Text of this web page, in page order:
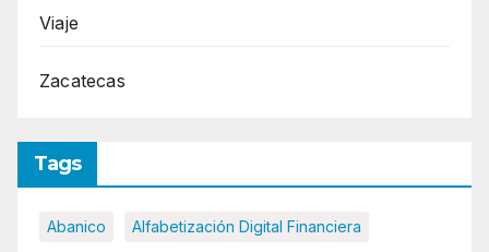
Viaje
Zacatecas
Tags
Abanico Alfabetización Digital Financiera